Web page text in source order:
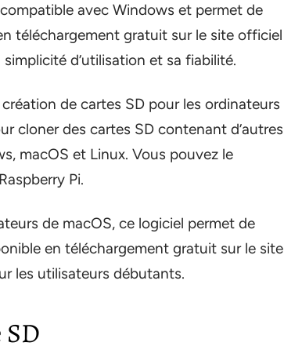
avec Windows et permet de
téléchargement gratuit sur le site officiel
d’utilisation et sa fiabilité.
de cartes SD pour les ordinateurs
cloner des cartes SD contenant d’autres
macOS et Linux. Vous pouvez le
Pi.
de macOS, ce logiciel permet de
en téléchargement gratuit sur le site
les utilisateurs débutants.